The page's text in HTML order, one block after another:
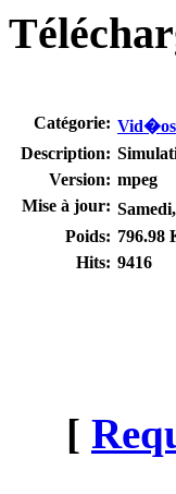
Catégorie: Vid�os
Description:
Version: mpeg
Mise à jour:
Poids: 796.98
Hits: 9416
[